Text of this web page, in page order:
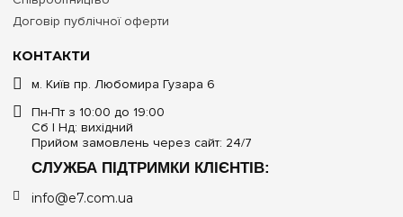
КОНТАКТИ
м. Київ пр. Любомира Гузара 6
Пн-Пт з 10:00 до 19:00
Сб | Нд: вихідний
Прийом замовлень через сайт: 24/7
СЛУЖБА ПІДТРИМКИ КЛІЄНТІВ:
info@e7.com.ua
Договір публічної оферти